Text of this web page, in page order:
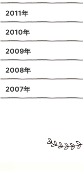
2011年
2010年
2009年
2008年
2007年